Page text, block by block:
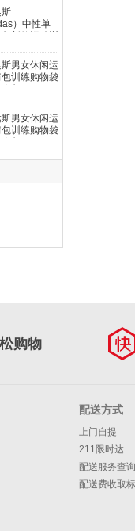
装DZ9400
码45-48】
斯
）中性单
新款运动训
长宽
男女休闲运
训练购物袋
包GV0948
均码
男女休闲运
训练购物袋
包GV0948
购物
配送方式
上门自提
211限时达
配送服务查询
配送费收取